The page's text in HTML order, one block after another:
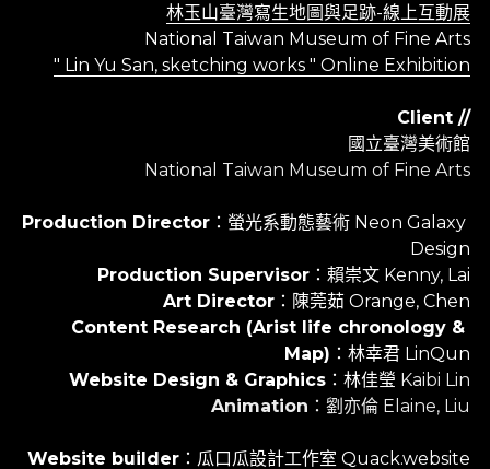
林玉山臺灣寫生地圖與足跡-線上互動展
National Taiwan Museum of Fine Arts
" Lin Yu San, sketching works " Online Exhibition
Client //
國立臺灣美術館
National Taiwan Museum of Fine Arts
Production Director：螢光系動態藝術 Neon Galaxy
Design
Production Supervisor：賴崇文 Kenny, Lai
Art Director：陳莞茹 Orange, Chen
Content Research (Arist life chronology &
Map) ：林幸君 LinQun
Website Design & Graphics：林佳瑩 Kaibi Lin
Animation ：劉亦倫 Elaine, Liu
Website builder：瓜口瓜設計工作室 Quack.website